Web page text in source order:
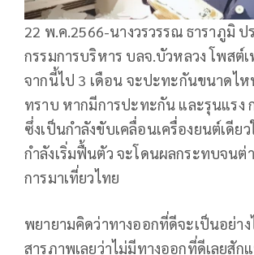
22 พ.ค.2566-นางวรวรรณ ธาราภูมิ ป
กรรมการบริหาร บลจ.บัวหลวง โพสต์
จากนี้ไป 3 เดือน จะปะทะกันขนาดไห
ทราบ หากมีการปะทะกัน และรุนแรง
ซึ่งเป็นกำลังขับเคลื่อนเครื่องยนต์เดีย
กำลังเริ่มฟื้นตัว จะโดนผลกระทบจนต่
การมาเที่ยวไทย
พยายามคิดว่าทางออกที่ดีจะเป็นอย่าง
สารภาพเลยว่าไม่มีทางออกที่ดีเลยสัก